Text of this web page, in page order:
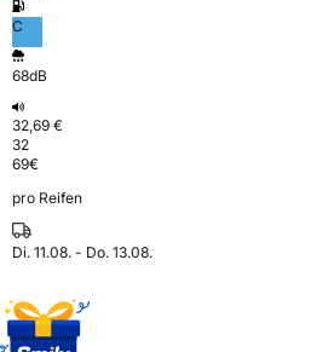
C
68dB
32,69 €
32
69€
pro Reifen
Di. 11.08. - Do. 13.08.